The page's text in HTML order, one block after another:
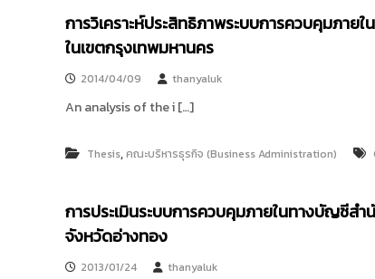
e
p
s
i
o
:
ค
ลั
ยี
ร
า
ช
ง
ล
บุ
รี
การวิเคราะห์ประสิทธิภาพระบบการควบคุมภา
ในเขตกรุงเทพมหานคร
2014/04/09 thanyaluk
An analysis of the i […]
Thesis,คณะบริหารธุรกิจ (Business Administration)
การประเมินระบบการควบคุมภายในทางบัญชี
จังหวัดอ่างทอง
2013/01/24 thanyaluk